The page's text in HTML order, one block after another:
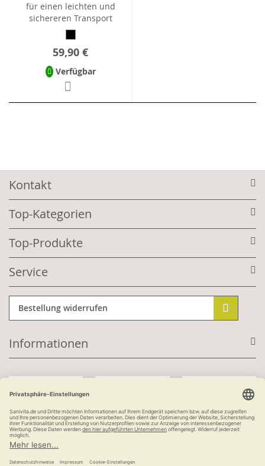
für einen leichten und
sichereren Transport
59,90 €
Verfügbar
Kontakt
Top-Kategorien
Top-Produkte
Service
Bestellung widerrufen
Informationen
Kauf auf Rechnung